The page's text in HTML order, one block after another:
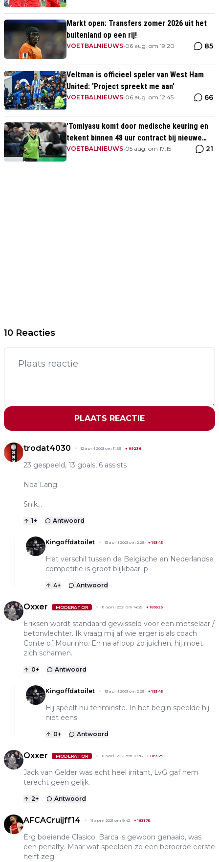
Markt open: Transfers zomer 2026 uit het
buitenland op een rij!
VOETBALNIEUWS•06 aug. om 19:20 85
Veltman is officieel speler van West Ham
United: 'Project spreekt me aan'
VOETBALNIEUWS•06 aug. om 12:45 66
'Tomiyasu komt door medische keuring en
tekent binnen 48 uur contract bij nieuwe
club'
VOETBALNIEUWS•05 aug. om 17:15 21
10 Reacties
PLAATS REACTIE
trodat4030 12 april 2021 om 11:59 + 99238
23 gespeeld, 13 goals, 6 assists
Noa Lang
Snik...
1+ Antwoord
Kingoffdatoilet 13 april 2021 om 2:29 +19345
Het verschil tussen de Belgische en Nederlandse
competitie is groot blijkbaar :p
4+ Antwoord
Oxxer MODERATOR 11 april 2021 om 14:25 +189525
Eriksen wordt standaard gewisseld voor een metselaar /
betonvlechter. Ik vraag mij af wie erger is als coach
Conte of Mourinho. En na afloop zo juichen, hij moet
zich schamen.
0+ Antwoord
Kingoffdatoilet 13 april 2021 om 2:29 +19345
Hij speelt nu tenminste. In het begin speelde hij
niet eens.
0+ Antwoord
Oxxer MODERATOR 11 april 2021 om 10:36 +189525
Jack van Gelder was echt heel irritant, LvG gaf hem
terecht geen gelijk.
2+ Antwoord
AFCACruijff14 11 april 2021 om 9:42 +183175
Erg boeiende Clasico. Barca is gewoon genaaid, was
een penalty. Maar wat speelden ze een beroerde eerste
helft zeg.